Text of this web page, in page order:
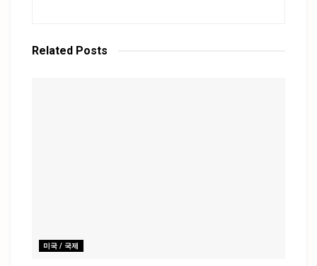
Related Posts
미국 / 국제